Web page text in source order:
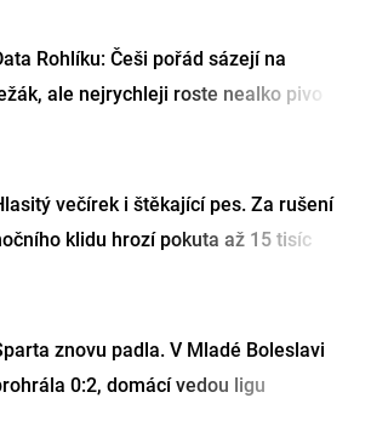
Rohlíku: Češi pořád sázejí na
ale nejrychleji roste nealko pivo
večírek i štěkající pes. Za rušení
klidu hrozí pokuta až 15 tisíc
znovu padla. V Mladé Boleslavi
0:2, domácí vedou ligu